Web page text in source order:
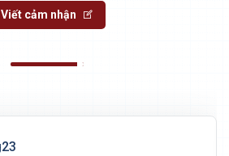
Viết cảm nhận